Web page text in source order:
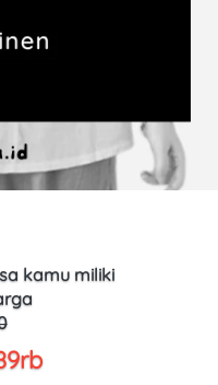
kamu miliki